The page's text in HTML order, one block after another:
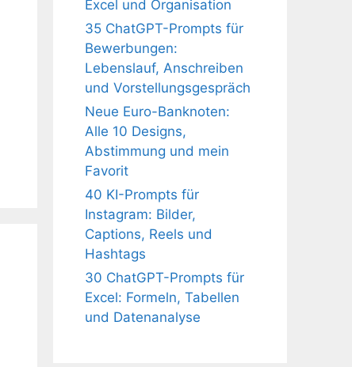
Excel und Organisation
35 ChatGPT-Prompts für
Bewerbungen:
Lebenslauf, Anschreiben
und Vorstellungsgespräch
Neue Euro-Banknoten:
Alle 10 Designs,
Abstimmung und mein
Favorit
40 KI-Prompts für
Instagram: Bilder,
Captions, Reels und
Hashtags
30 ChatGPT-Prompts für
Excel: Formeln, Tabellen
und Datenanalyse